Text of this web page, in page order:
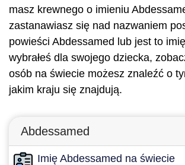
masz krewnego o imieniu
zastanawiasz się nad nazwaniem
powieści Abdessamed lub jest to
wybrałeś dla swojego dziecka,
osób na świecie możesz znaleźć o
jakim kraju się znajdują.
Abdessamed
Imię Abdessamed na świecie